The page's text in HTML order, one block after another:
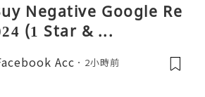
Negative Google Re
(1 Star & ...
Acc 2小時前